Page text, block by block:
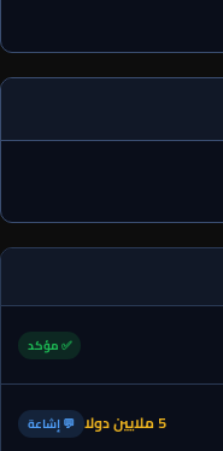
✅ مؤكد
5 ملايين دولا 💬 إشاعة